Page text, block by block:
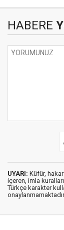
HABERE
UYARI: Küfür,
içeren, imla kuralları
Türkçe karakter